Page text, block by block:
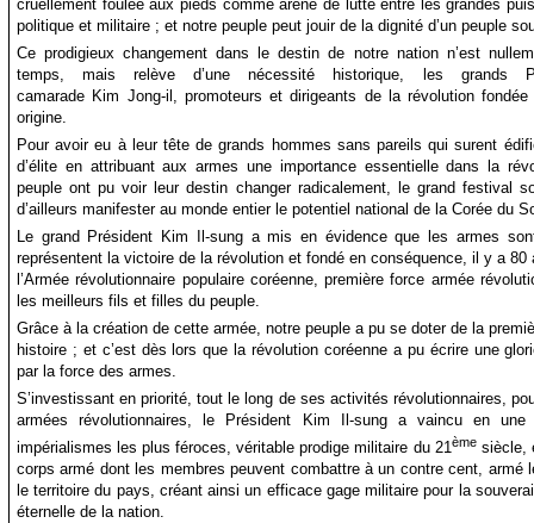
cruellement foulée aux pieds comme arène de lutte entre les grandes
politique et militaire ; et notre peuple peut jouir de la dignité d’un peuple
Ce prodigieux changement dans le destin de notre nation n’est
temps, mais relève d’une nécessité historique, les grands
camarade Kim Jong-il, promoteurs et dirigeants de la révolution
origine.
Pour avoir eu à leur tête de grands hommes sans pareils qui surent
d’élite en attribuant aux armes une importance essentielle dans la
peuple ont pu voir leur destin changer radicalement, le grand festival
d’ailleurs manifester au monde entier le potentiel national de la Corée du
Le grand Président Kim Il-sung a mis en évidence que les armes
représentent la victoire de la révolution et fondé en conséquence, il y a
l’Armée révolutionnaire populaire coréenne, première force armée
les meilleurs fils et filles du peuple.
Grâce à la création de cette armée, notre peuple a pu se doter de la
histoire ; et c’est dès lors que la révolution coréenne a pu écrire une
par la force des armes.
S’investissant en priorité, tout le long de ses activités révolutionnaires,
armées révolutionnaires, le Président Kim Il-sung a vaincu en
impérialismes les plus féroces, véritable prodige militaire du 21èmesiècle,
corps armé dont les membres peuvent combattre à un contre cent, armé
le territoire du pays, créant ainsi un efficace gage militaire pour la
éternelle de la nation.